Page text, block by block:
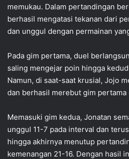
memukau. Dalam pertandingan
berhasil mengatasi tekanan dari
dan unggul dengan permainan
Pada gim pertama, duel
saling mengejar poin hingga
Namun, di saat-saat krusial, Jojo
dan berhasil merebut gim pertama
Memasuki gim kedua, Jonatan
unggul 11-7 pada interval dan
hingga akhirnya menutup
kemenangan 21-16. Dengan hasil